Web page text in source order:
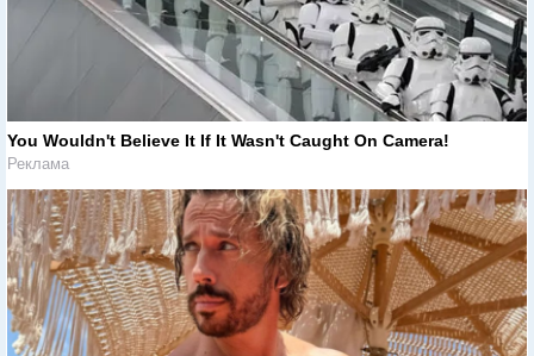
You Wouldn't Believe It If It Wasn't Caught On Camera!
Реклама